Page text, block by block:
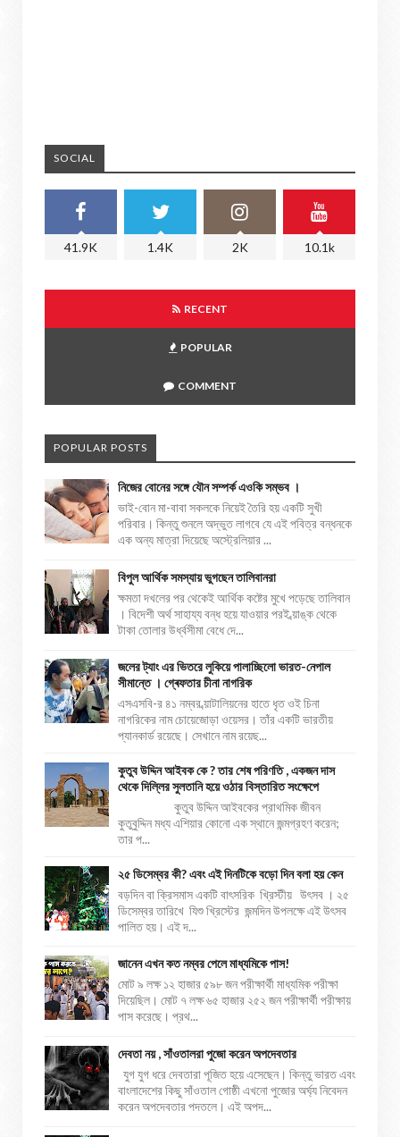
SOCIAL
41.9K 1.4K 2K 10.1k
RECENT
POPULAR
COMMENT
POPULAR POSTS
নিজের বোনের সঙ্গে যৌন সম্পর্ক এওকি সম্ভব ।
ভাই-বোন মা-বাবা সকলকে নিয়েই তৈরি হয় একটি সুখী
পরিবার। কিন্তু শুনলে অদ্ভুত লাগবে যে এই পবিত্র বন্ধনকে
এক অন্য মাত্রা দিয়েছে অস্ট্রেলিয়ার ...
বিপুল আর্থিক সমস্যায় ভুগছেন তালিবানরা
ক্ষমতা দখলের পর থেকেই আর্থিক কষ্টের মুখে পড়েছে তালিবান
। বিদেশী অর্থ সাহায্য বন্ধ হয়ে যাওয়ার পরই ব্য়াঙ্ক থেকে
টাকা তোলার উর্ধ্বসীমা বেধে দে...
জলের ট্যাং এর ভিতরে লুকিয়ে পালাচ্ছিলো ভারত-নেপাল
সীমান্তে । গ্ৰেফতার চীনা নাগরিক
এসএসবি-র ৪১ নম্বর ব্য়াটালিয়নের হাতে ধৃত ওই চিনা
নাগরিকের নাম চোয়েজোড়া ওয়েসর। তাঁর একটি ভারতীয়
প্যানকার্ড রয়েছে। সেখানে নাম রয়েছ...
কুতুব উদ্দিন আইবক কে ? তার শেষ পরিণতি , একজন দাস
থেকে দিল্লির সুলতানি হয়ে ওঠার বিস্তারিত সংক্ষেপে
কুতুব উদ্দিন আইবকের প্রাথমিক জীবন
কুতুবুদ্দিন মধ্য এশিয়ার কোনো এক স্থানে জন্মগ্রহণ করেন;
তার প...
২৫ ডিসেম্বর কী? এবং এই দিনটিকে বড়ো দিন বলা হয় কেন
বড়দিন বা ক্রিসমাস একটি বাৎসরিক খ্রিস্টীয় উৎসব । ২৫
ডিসেম্বর তারিখে যিশু খ্রিস্টের জন্মদিন উপলক্ষে এই উৎসব
পালিত হয়। এই দ...
জানেন এখন কত নম্বর পেলে মাধ্যমিকে পাস!
মোট ৯ লক্ষ ১২ হাজার ৫৯৮ জন পরীক্ষার্থী মাধ্যমিক পরীক্ষা
দিয়েছিল। মোট ৭ লক্ষ ৬৫ হাজার ২৫২ জন পরীক্ষার্থী পরীক্ষায়
পাস করেছে। প্রথ...
দেবতা নয় , সাঁওতালরা পুজো করেন অপদেবতার
যুগ যুগ ধরে দেবতারা পূজিত হয়ে এসেছেন। কিন্তু ভারত এবং
বাংলাদেশের কিছু সাঁওতাল গোষ্ঠী এখনো পুজোর অর্ঘ্য নিবেদন
করেন অপদেবতার পদতলে। এই অপদ...